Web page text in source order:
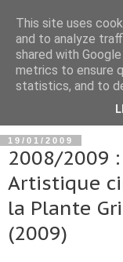
19/01/2009
2008/2009
Artistique
la Plante
(2009)
This site uses
and to analyze
shared with
metrics to ensure
statistics, and to